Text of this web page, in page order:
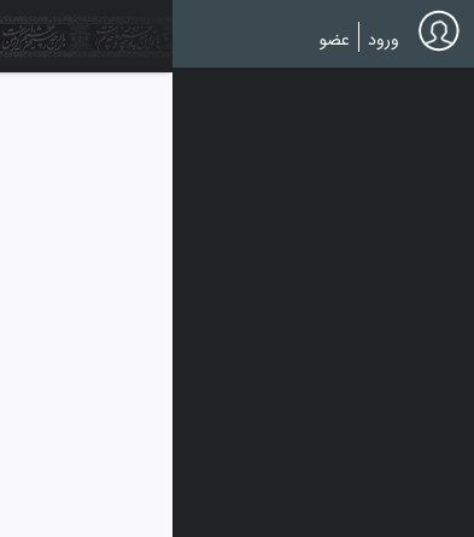
Skip
to
main
ورود عضو